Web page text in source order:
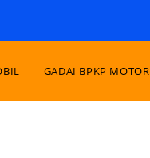
GADAI BPKP MOTOR